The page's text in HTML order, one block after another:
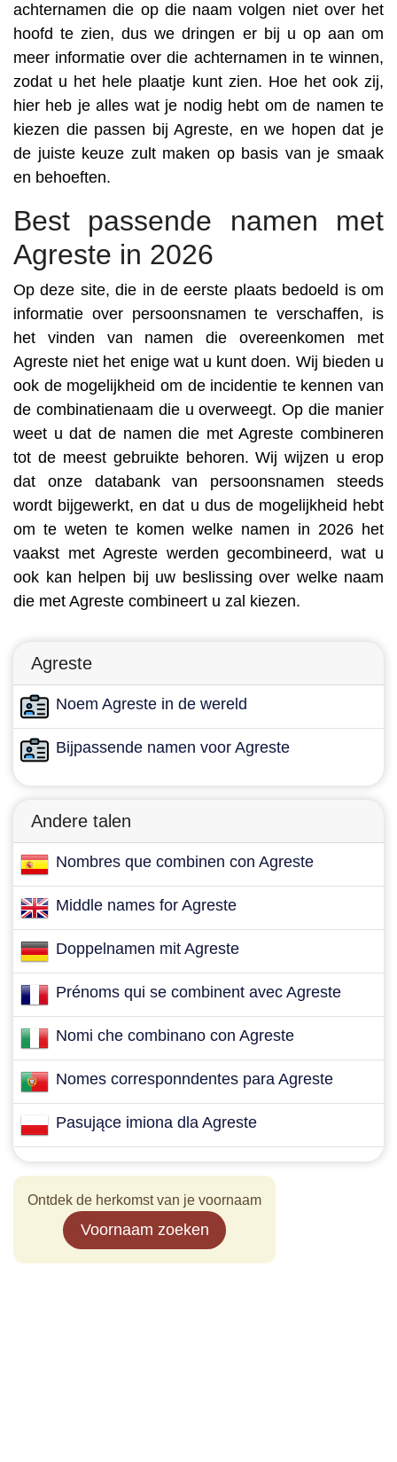
achternamen die op die naam volgen niet over het
hoofd te zien, dus we dringen er bij u op aan om
meer informatie over die achternamen in te winnen,
zodat u het hele plaatje kunt zien. Hoe het ook zij,
hier heb je alles wat je nodig hebt om de namen te
kiezen die passen bij Agreste, en we hopen dat je
de juiste keuze zult maken op basis van je smaak
en behoeften.
Best passende namen met
Agreste in 2026
Op deze site, die in de eerste plaats bedoeld is om
informatie over persoonsnamen te verschaffen, is
het vinden van namen die overeenkomen met
Agreste niet het enige wat u kunt doen. Wij bieden u
ook de mogelijkheid om de incidentie te kennen van
de combinatienaam die u overweegt. Op die manier
weet u dat de namen die met Agreste combineren
tot de meest gebruikte behoren. Wij wijzen u erop
dat onze databank van persoonsnamen steeds
wordt bijgewerkt, en dat u dus de mogelijkheid hebt
om te weten te komen welke namen in 2026 het
vaakst met Agreste werden gecombineerd, wat u
ook kan helpen bij uw beslissing over welke naam
die met Agreste combineert u zal kiezen.
Agreste
Noem Agreste in de wereld
Bijpassende namen voor Agreste
Andere talen
Nombres que combinen con Agreste
Middle names for Agreste
Doppelnamen mit Agreste
Prénoms qui se combinent avec Agreste
Nomi che combinano con Agreste
Nomes corresponndentes para Agreste
Pasujące imiona dla Agreste
Ontdek de herkomst van je voornaam
Voornaam zoeken